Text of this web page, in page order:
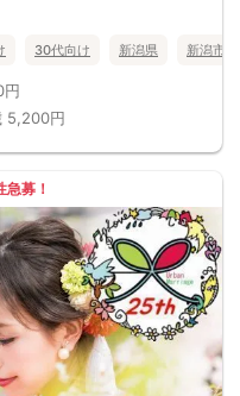
30代向け 新潟県 新潟市
円
5,200円
急募！